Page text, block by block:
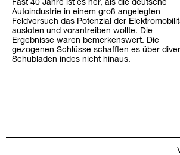
Fast 40 Jahre ist es her, als die deutsche
Autoindustrie in einem groß angelegten
Feldversuch das Potenzial der
ausloten und vorantreiben wollte. Die
Ergebnisse waren bemerkenswert. Die
gezogenen Schlüsse schafften es über
Schubladen indes nicht hinaus.